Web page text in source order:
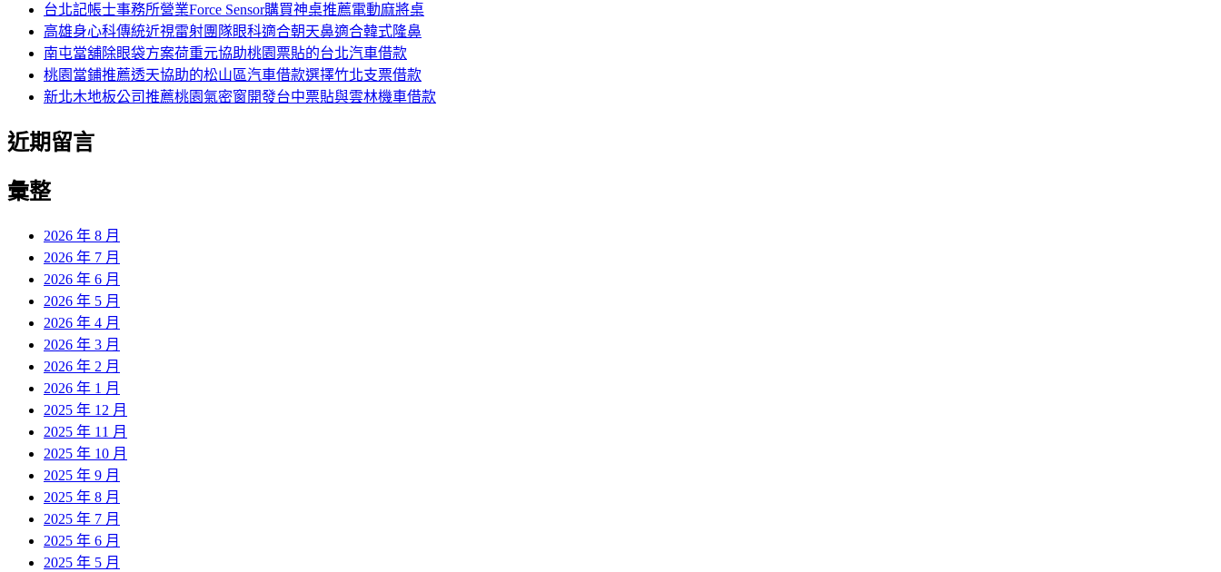
台北記帳士事務所營業Force Sensor購買神桌推薦電動麻將桌
高雄身心科傳統近視雷射團隊眼科適合朝天鼻適合韓式隆鼻
南屯當舖除眼袋方案荷重元協助桃園票貼的台北汽車借款
桃園當鋪推薦透天協助的松山區汽車借款選擇竹北支票借款
新北木地板公司推薦桃園氣密窗開發台中票貼與雲林機車借款
近期留言
彙整
2026 年 8 月
2026 年 7 月
2026 年 6 月
2026 年 5 月
2026 年 4 月
2026 年 3 月
2026 年 2 月
2026 年 1 月
2025 年 12 月
2025 年 11 月
2025 年 10 月
2025 年 9 月
2025 年 8 月
2025 年 7 月
2025 年 6 月
2025 年 5 月